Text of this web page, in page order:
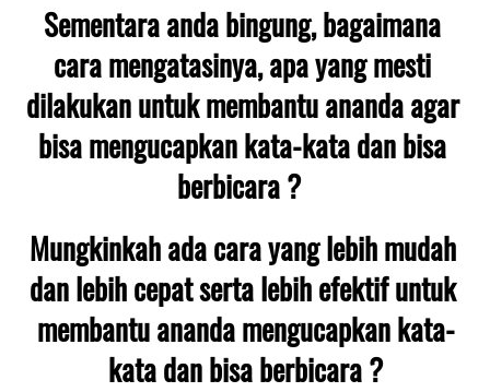
Sementara anda bingung, bagaimana
cara mengatasinya, apa yang mesti
dilakukan untuk membantu ananda agar
bisa mengucapkan kata-kata dan bisa
berbicara ?
Mungkinkah ada cara yang lebih mudah
dan lebih cepat serta lebih efektif untuk
membantu ananda mengucapkan kata-
kata dan bisa berbicara ?